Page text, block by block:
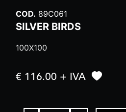
COD. 89C061
SILVER BIRDS
100X100
€ 116.00 + IVA